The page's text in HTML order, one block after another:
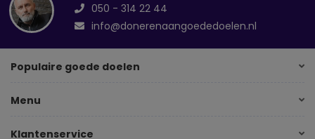
050 - 314 22 44
info@donerenaangoededoelen.nl
Populaire goede doelen
Menu
Klantenservice